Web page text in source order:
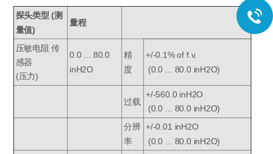
探头类型 (测
量值)
量程
压敏电阻 传
感器
(压力)
0.0 ... 80.0
inH2O
精
度
+/-0.1% of f.v.
(0.0 ... 80.0 inH2O)
过载
+/-560.0 inH2O
(0.0 ... 80.0 inH2O)
分辨
率
+/-0.01 inH2O
(0.0 ... 80.0 inH2O)